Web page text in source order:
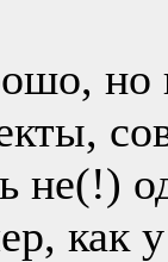
но
не(!)
как